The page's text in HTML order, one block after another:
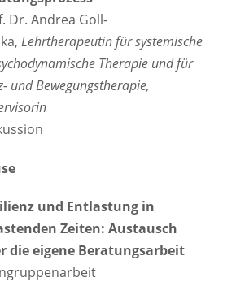
Dr. Andrea Goll-
Lehrtherapeutin für systemische
Therapie und für
und Bewegungstherapie,
und Entlastung in
Zeiten: Austausch
die eigene Beratungsarbeit